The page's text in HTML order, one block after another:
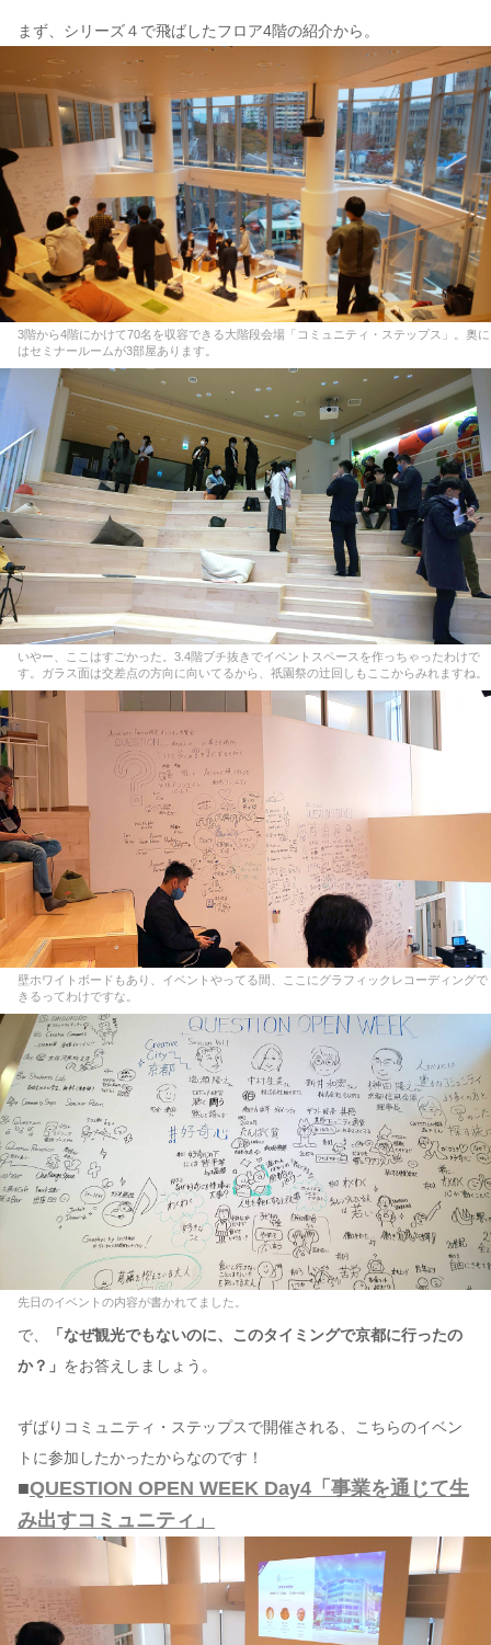
まず、シリーズ４で飛ばしたフロア4階の紹介から。
3階から4階にかけて70名を収容できる大階段会場「コミュニティ・ステップス」。奥に
はセミナールームが3部屋あります。
いやー、ここはすごかった。3.4階ブチ抜きでイベントスペースを作っちゃったわけで
す。ガラス面は交差点の方向に向いてるから、祇園祭の辻回しもここからみれますね。
壁ホワイトボードもあり、イベントやってる間、ここにグラフィックレコーディングで
きるってわけですな。
先日のイベントの内容が書かれてました。
で、
「なぜ観光でもないのに、このタイミングで京都に行ったの
か？」 をお答えしましょう。
ずばりコミュニティ・ステップスで開催される、こちらのイベン
トに参加したかったからなのです！
■QUESTION OPEN WEEK Day4「事業を通じて生
み出すコミュニティ」